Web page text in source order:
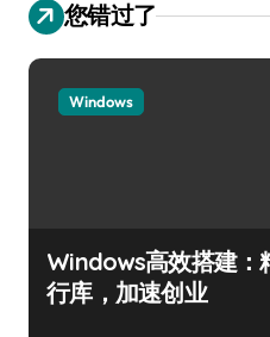
您错过了
Windows
Windows高效搭建：
行库，加速创业